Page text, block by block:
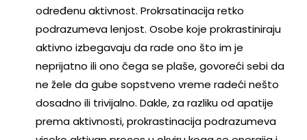
određenu aktivnost. Prokrsatinacija retko
podrazumeva lenjost. Osobe koje prokrastiniraju
aktivno izbegavaju da rade ono što im je
neprijatno ili ono čega se plaše, govoreći sebi da
ne žele da gube sopstveno vreme radeći nešto
dosadno ili trivijalno. Dakle, za razliku od apatije
prema aktivnosti, prokrastinacija podrazumeva